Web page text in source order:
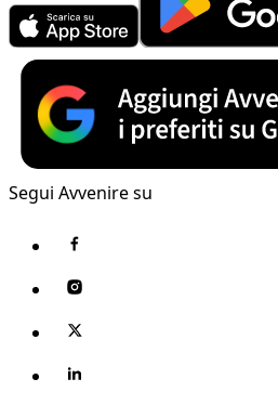
Segui Avvenire su